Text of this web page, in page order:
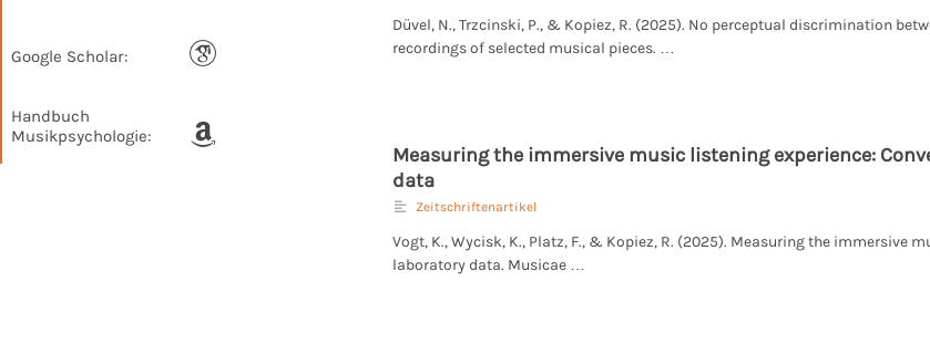
Google Scholar:
Handbuch
Musikpsychologie:
Düvel, N., Trzcinski, P., & Kopiez, R. (2025). No perceptual discrimination
recordings of selected musical pieces. …
Measuring the immersive music listening experience:
data
Zeitschriftenartikel
Vogt, K., Wycisk, K., Platz, F., & Kopiez, R. (2025). Measuring the immersive
laboratory data. Musicae …